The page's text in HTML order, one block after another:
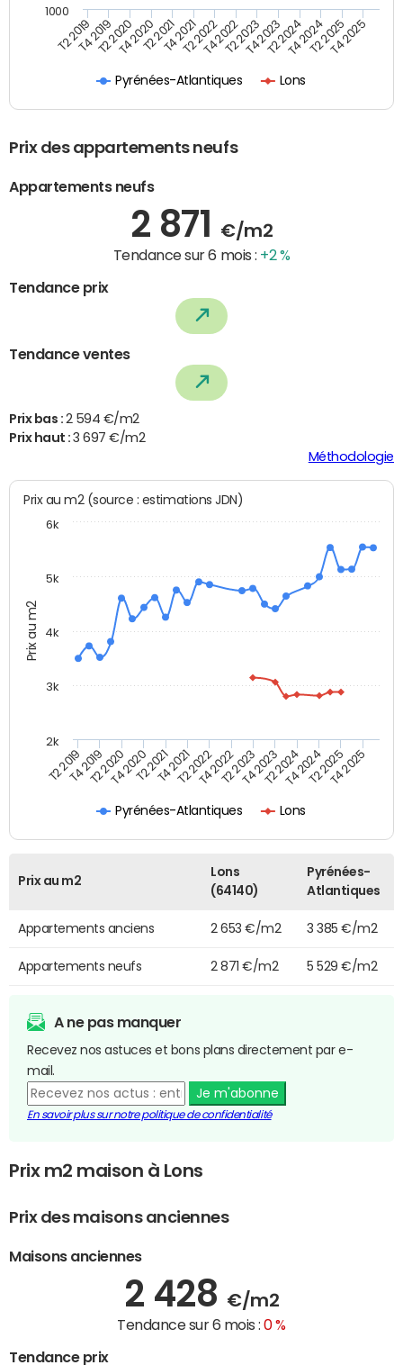
Pyrénées-Atlantiques Lons
T2 2019T4 2019T2 2020T4 2020T2 2021T4 2021T2 2022T4 2022T2 2023T4 2023T2 2024T4 2024T2 2025T4 2025
1000
Prix des appartements neufs
Appartements neufs
2 871 €/m2
Tendance sur 6 mois : +2 %
Tendance prix
Tendance ventes
Prix bas : 2 594 €/m2
Prix haut :3 697 €/m2
Méthodologie
Prix au m2
Prix au m2 (source : estimations JDN)
Pyrénées-Atlantiques Lons
T2 2019T4 2019T2 2020T4 2020T2 2021T4 2021T2 2022T4 2022T2 2023T4 2023T2 2024T4 2024T2 2025T4 2025
2k
3k
4k
5k
6k
Prix au m2
Lons
(64140)
Pyrénées-
Atlantiques
Appartements anciens 2 653 €/m2 3 385 €/m2
Appartements neufs 2 871 €/m2 5 529 €/m2
A ne pas manquer
Recevez nos astuces et bons plans directement par e-
mail.
Je m'abonne
En savoir plus sur notre politique de confidentialité
Prix m2 maison à Lons
Prix des maisons anciennes
Maisons anciennes
2 428 €/m2
Tendance sur 6 mois :0 %
Tendance prix